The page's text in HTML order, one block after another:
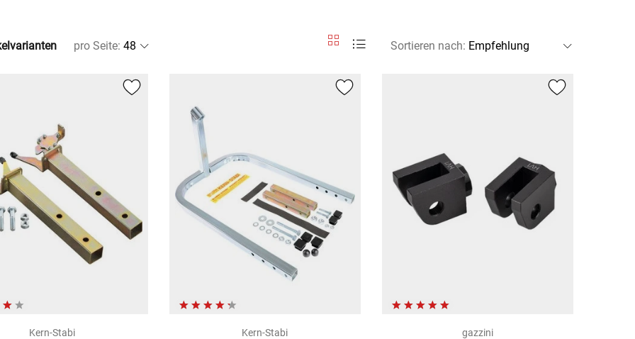
pro Seite: Sortieren nach:
Kern-Stabi
Kern-Stabi
gazzini